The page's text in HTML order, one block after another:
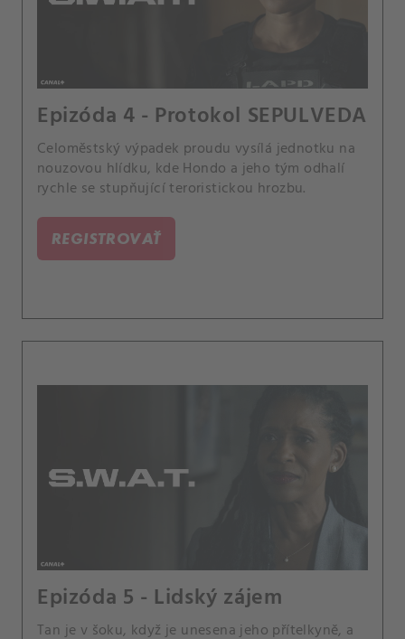
Epizóda 4 - Protokol SEPULVEDA
Celoměstský výpadek proudu vysílá jednotku na
nouzovou hlídku, kde Hondo a jeho tým odhalí
rychle se stupňující teroristickou hrozbu.
REGISTROVAŤ
Epizóda 5 - Lidský zájem
Tan je v šoku, když je unesena jeho přítelkyně, a